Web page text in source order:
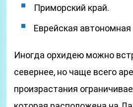
Приморский край.
Еврейская автономная
Иногда орхидею можно
севернее, но чаще всего
произрастания